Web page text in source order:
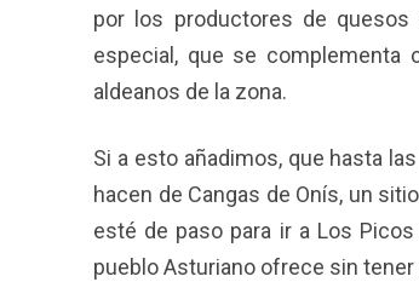
por los productores de
especial, que se
aldeanos de la zona.
Si a esto añadimos, que hasta
hacen de Cangas de Onís, un
esté de paso para ir a Los
pueblo Asturiano ofrece sin tener